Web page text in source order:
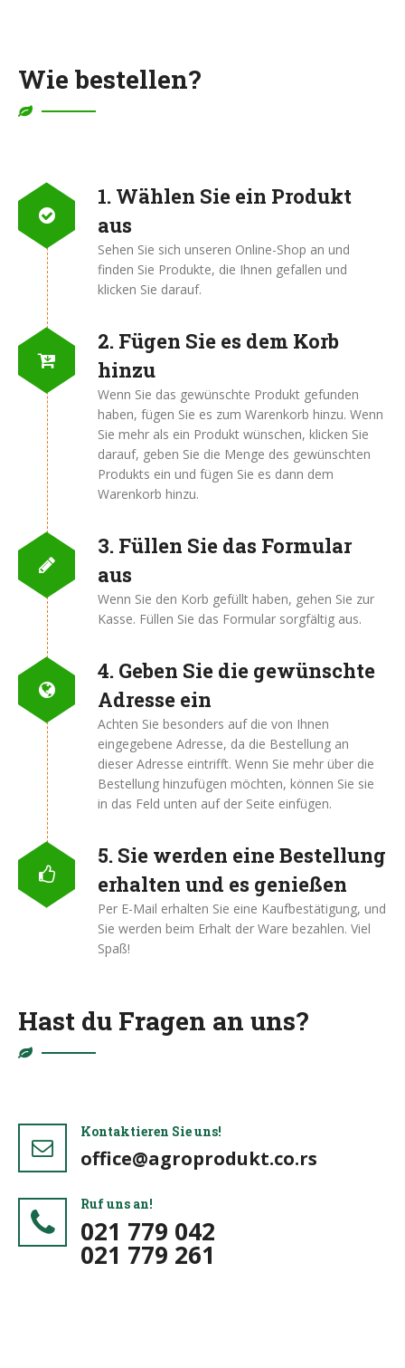
Wie bestellen?
1. Wählen Sie ein Produkt
aus
Sehen Sie sich unseren Online-Shop an und
finden Sie Produkte, die Ihnen gefallen und
klicken Sie darauf.
2. Fügen Sie es dem Korb
hinzu
Wenn Sie das gewünschte Produkt gefunden
haben, fügen Sie es zum Warenkorb hinzu. Wenn
Sie mehr als ein Produkt wünschen, klicken Sie
darauf, geben Sie die Menge des gewünschten
Produkts ein und fügen Sie es dann dem
Warenkorb hinzu.
3. Füllen Sie das Formular
aus
Wenn Sie den Korb gefüllt haben, gehen Sie zur
Kasse. Füllen Sie das Formular sorgfältig aus.
4. Geben Sie die gewünschte
Adresse ein
Achten Sie besonders auf die von Ihnen
eingegebene Adresse, da die Bestellung an
dieser Adresse eintrifft. Wenn Sie mehr über die
Bestellung hinzufügen möchten, können Sie sie
in das Feld unten auf der Seite einfügen.
5. Sie werden eine Bestellung
erhalten und es genießen
Per E-Mail erhalten Sie eine Kaufbestätigung, und
Sie werden beim Erhalt der Ware bezahlen. Viel
Spaß!
Hast du Fragen an uns?
Kontaktieren Sie uns!
office@agroprodukt.co.rs
Ruf uns an!
021 779 042
021 779 261